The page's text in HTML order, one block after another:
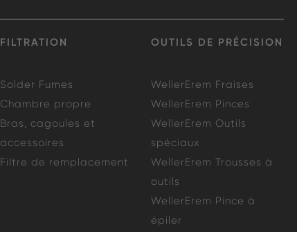
FILTRATION OUTILS DE PRÉCISION
Solder Fumes
Chambre propre
Bras, cagoules et
accessoires
Filtre de remplacement
WellerErem Fraises
WellerErem Pinces
WellerErem Outils
spéciaux
WellerErem Trousses à
outils
WellerErem Pince à
épiler